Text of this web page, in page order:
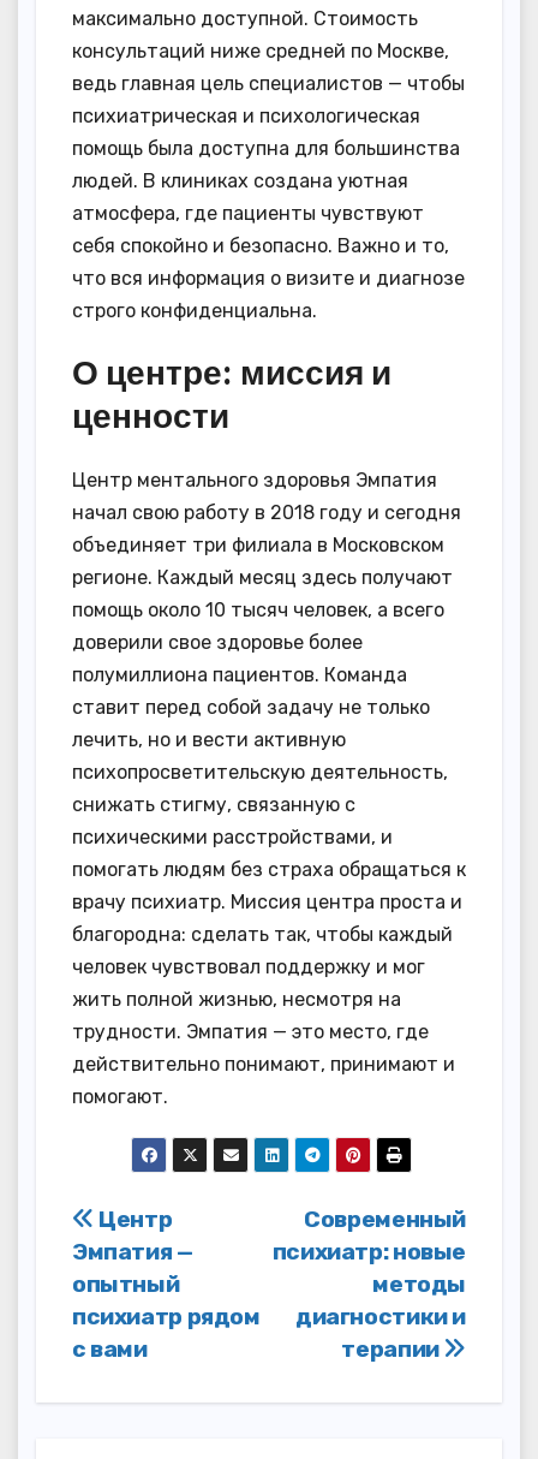
максимально доступной. Стоимость
консультаций ниже средней по Москве,
ведь главная цель специалистов — чтобы
психиатрическая и психологическая
помощь была доступна для большинства
людей. В клиниках создана уютная
атмосфера, где пациенты чувствуют
себя спокойно и безопасно. Важно и то,
что вся информация о визите и диагнозе
строго конфиденциальна.
О центре: миссия и
ценности
Центр ментального здоровья Эмпатия
начал свою работу в 2018 году и сегодня
объединяет три филиала в Московском
регионе. Каждый месяц здесь получают
помощь около 10 тысяч человек, а всего
доверили свое здоровье более
полумиллиона пациентов. Команда
ставит перед собой задачу не только
лечить, но и вести активную
психопросветительскую деятельность,
снижать стигму, связанную с
психическими расстройствами, и
помогать людям без страха обращаться к
врачу психиатр. Миссия центра проста и
благородна: сделать так, чтобы каждый
человек чувствовал поддержку и мог
жить полной жизнью, несмотря на
трудности. Эмпатия — это место, где
действительно понимают, принимают и
помогают.
Post
navigation
Современный
психиатр: новые
методы
диагностики и
терапии
Центр
Эмпатия —
опытный
психиатр рядом
с вами